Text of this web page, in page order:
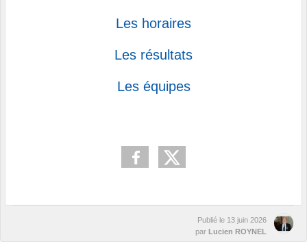
Les horaires
Les résultats
Les équipes
Publié le 13 juin 2026
par Lucien ROYNEL